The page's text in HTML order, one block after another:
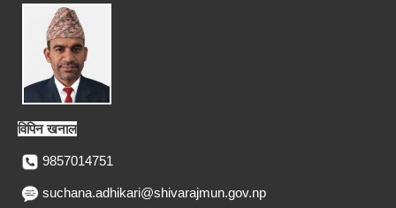
विपिन खनाल
9857014751
suchana.adhikari@shivarajmun.gov.np